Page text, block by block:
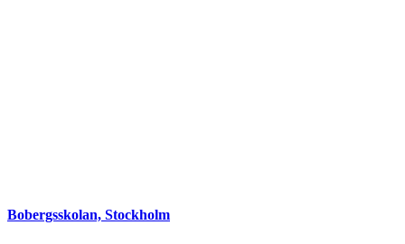
Bobergsskolan, Stockholm